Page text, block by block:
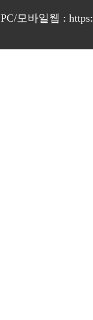
PC/모바일웹 :